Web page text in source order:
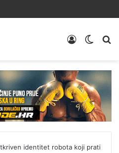
Switch
Prijava
identitet robota koji prati